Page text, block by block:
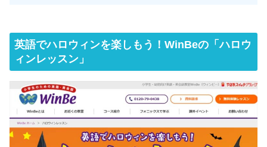
英語でハロウィンを楽しもう！WinBeの「ハロウ
ィンレッスン」